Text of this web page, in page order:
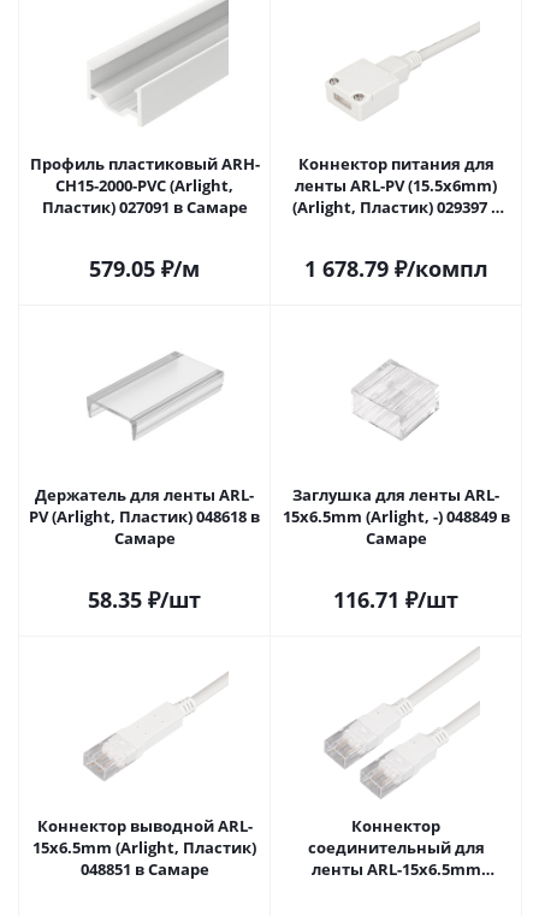
Профиль пластиковый ARH-
CH15-2000-PVC (Arlight,
Пластик) 027091 в Самаре
579.05 ₽/м
Коннектор питания для
ленты ARL-PV (15.5x6mm)
(Arlight, Пластик) 029397 в
1 678.79₽/компл
Держатель для ленты ARL-
PV (Arlight, Пластик) 048618 в
Самаре
58.35 ₽/шт
Заглушка для ленты ARL-
15x6.5mm (Arlight, -) 048849 в
Самаре
116.71 ₽/шт
Коннектор выводной ARL-
15x6.5mm (Arlight, Пластик)
048851 в Самаре
Коннектор
соединительный для
ленты ARL-15x6.5mm